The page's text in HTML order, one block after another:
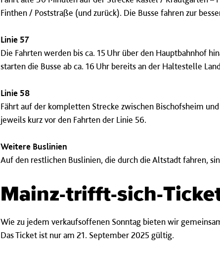
Finthen / Poststraße (und zurück). Die Busse fahren zur
Linie 57
Die Fahrten werden bis ca. 15 Uhr über den Hauptbahnhof
starten die Busse ab ca. 16 Uhr bereits an der Haltestelle
Linie 58
Fährt auf der kompletten Strecke zwischen Bischofsheim
jeweils kurz vor den Fahrten der Linie 56.
Weitere Buslinien
Auf den restlichen Buslinien, die durch die Altstadt fahren,
Mainz-trifft-sich-
Wie zu jedem verkaufsoffenen Sonntag bieten wir
Das Ticket ist nur am 21. September 2025 gültig.